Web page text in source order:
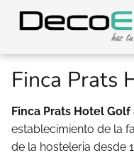
Finca Prats
Finca Prats Hotel Golf
establecimiento de la
de la hosteleria desde